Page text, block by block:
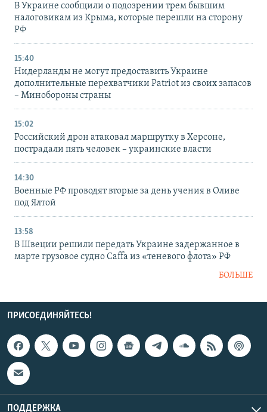
В Украине сообщили о подозрении трем бывшим
налоговикам из Крыма, которые перешли на сторону
РФ
15:40
Нидерланды не могут предоставить Украине
дополнительные перехватчики Patriot из своих запасов
– Минобороны страны
15:02
Российский дрон атаковал маршрутку в Херсоне,
пострадали пять человек – украинские власти
14:30
Военные РФ проводят вторые за день учения в Оливе
под Ялтой
13:58
В Швеции решили передать Украине задержанное в
марте грузовое судно Caffa из «теневого флота» РФ
БОЛЬШЕ
ПРИСОЕДИНЯЙТЕСЬ!
ПОДДЕРЖКА